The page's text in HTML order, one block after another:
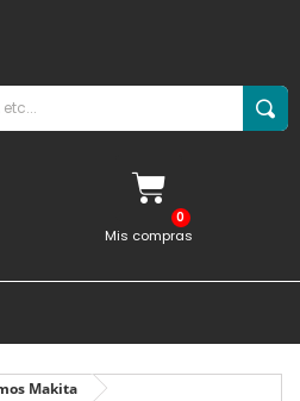
Mis compras
Makita